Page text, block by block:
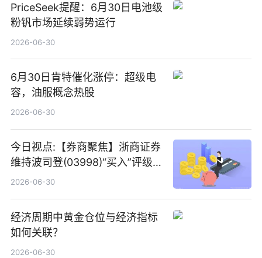
PriceSeek提醒：6月30日电池级
粉钒市场延续弱势运行
2026-06-30
6月30日肯特催化涨停：超级电
容，油服概念热股
2026-06-30
今日视点:【券商聚焦】浙商证券
维持波司登(03998)“买入”评级
指其业绩高质量稳增长
2026-06-30
经济周期中黄金仓位与经济指标
如何关联？
2026-06-30